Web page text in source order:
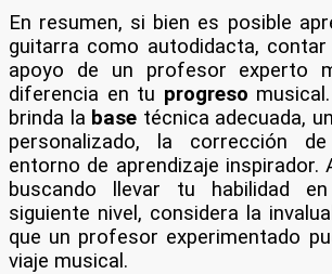
En resumen, si bien es posible
guitarra como autodidacta,
apoyo de un profesor experto
diferencia en tu progreso
brinda la base técnica adecuada,
personalizado, la corrección
entorno de aprendizaje inspirador.
buscando llevar tu habilidad
siguiente nivel, considera la
que un profesor experimentado
viaje musical.